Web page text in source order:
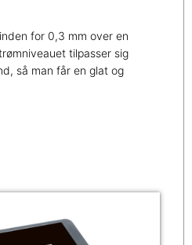
for 0,3 mm over en
tilpasser sig
så man får en glat og